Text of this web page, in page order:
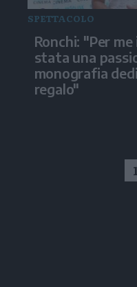
SPETTACOLO
Ronchi: "Per
stata una
monografia
regalo"
1